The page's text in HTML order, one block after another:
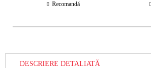
Recomandă
DESCRIERE DETALIATĂ